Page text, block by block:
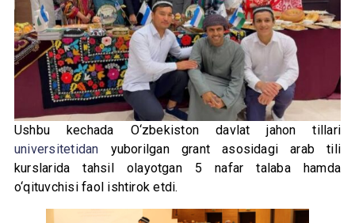
Ushbu kechada O‘zbekiston davlat jahon tillari
universitetidan yuborilgan grant asosidagi arab tili
kurslarida tahsil olayotgan 5 nafar talaba hamda
o‘qituvchisi faol ishtirok etdi.